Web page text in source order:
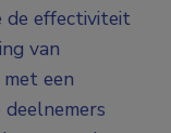
de effectiviteit
van
een